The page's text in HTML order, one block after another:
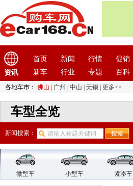
资讯
首页 新闻 行情
促销
新车
行业 专题 百科
各地车市： 佛山 广州 中山 无锡 更多>>
车型全览
新闻搜索：
微型车 小型车 紧凑车
福迪(4)
福汽启腾(3)
福田汽车
G
GMC
(4)
观致(3)
广汽传祺(19)
广汽吉奥(16)
广汽蔚来(1)
国机智骏(3)
国金汽车